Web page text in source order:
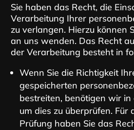
Sie haben das Recht, die
Verarbeitung Ihrer
zu verlangen. Hierzu können
an uns wenden. Das Recht
der Verarbeitung besteht in
Wenn Sie die Richtigkeit
gespeicherten
bestreiten, benötigen wir in
um dies zu überprüfen. Für
Prüfung haben Sie das